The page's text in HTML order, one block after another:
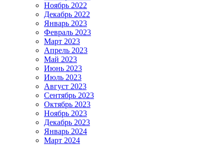
Ноябрь 2022
Декабрь 2022
Январь 2023
Февраль 2023
Март 2023
Апрель 2023
Май 2023
Июнь 2023
Июль 2023
Август 2023
Сентябрь 2023
Октябрь 2023
Ноябрь 2023
Декабрь 2023
Январь 2024
Март 2024